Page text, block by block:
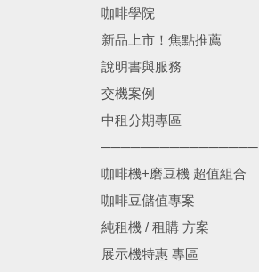
咖啡學院
新品上市！焦點推薦
說明書與服務
交機案例
中租分期專區
────────────────
咖啡機+磨豆機 超值組合
咖啡豆儲值專案
純租機 / 租購 方案
展示機特惠 專區